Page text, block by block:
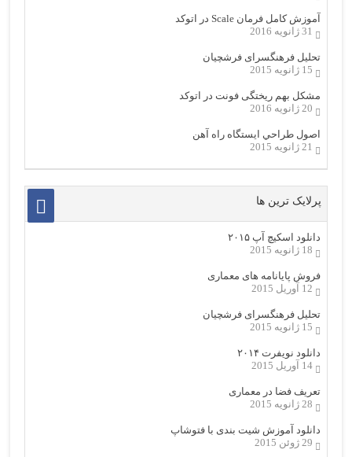
آموزش کامل فرمان Scale در اتوکد
31 ژانویه 2016
تحلیل فرهنگسرای فرشچیان
15 ژانویه 2015
مشکل بهم ریختگی فونت در اتوکد
20 ژانویه 2016
اصول طراحي ایستگاه راه آهن
21 ژانویه 2015
پرلایک ترین ها
دانلود اسکیچ آپ ۲۰۱۵
18 ژانویه 2015
فروش پایانامه های معماری
12 آوریل 2015
تحلیل فرهنگسرای فرشچیان
15 ژانویه 2015
دانلود نویفرت ۲۰۱۴
14 آوریل 2015
تعریف فضا در معماری
28 ژانویه 2015
دانلود آموزش شیت بندی با فتوشاپ
29 ژوئن 2015